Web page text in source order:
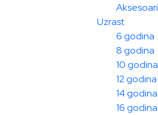
Aksesoari
Uzrast
6 godina
8 godina
10 godina
12 godina
14 godina
16 godina